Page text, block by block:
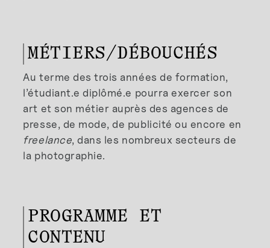
MÉTIERS/DÉBOUCHÉS
Au terme des trois années de formation,
l’étudiant.e diplômé.e pourra exercer son
art et son métier auprès des agences de
presse, de mode, de publicité ou encore en
freelance, dans les nombreux secteurs de
la photographie.
PROGRAMME ET
CONTENU